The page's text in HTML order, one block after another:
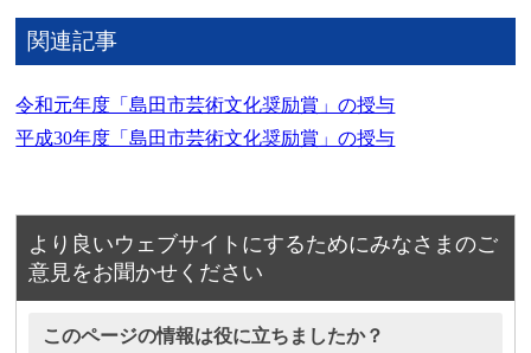
関連記事
令和元年度「島田市芸術文化奨励賞」の授与
平成30年度「島田市芸術文化奨励賞」の授与
より良いウェブサイトにするためにみなさまのご
意見をお聞かせください
このページの情報は役に立ちましたか？